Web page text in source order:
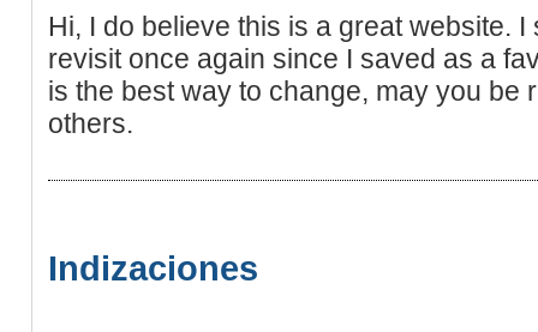
Hi, I do believe this is a great website.
revisit once again since I saved as a
is the best way to change, may you be
others.
Indizaciones